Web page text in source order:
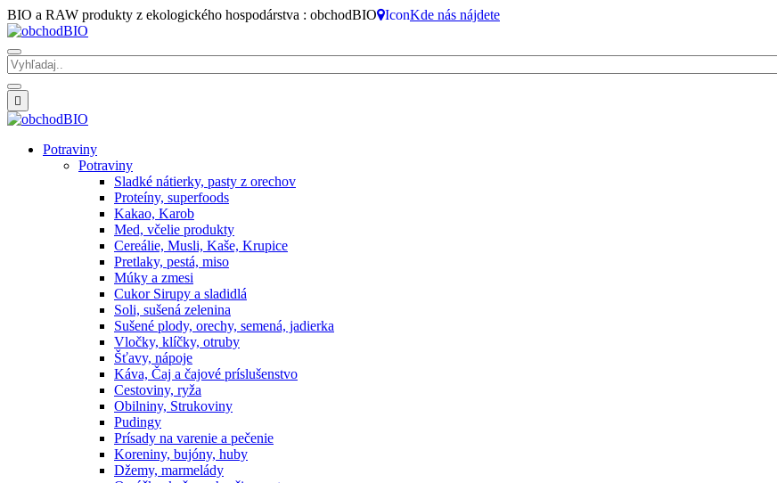
BIO a RAW produkty z ekologického hospodárstva : obchodBIO IconKde nás nájdete

Potraviny
Potraviny
Sladké nátierky, pasty z orechov
Proteíny, superfoods
Kakao, Karob
Med, včelie produkty
Cereálie, Musli, Kaše, Krupice
Pretlaky, pestá, miso
Múky a zmesi
Cukor Sirupy a sladidlá
Soli, sušená zelenina
Sušené plody, orechy, semená, jadierka
Vločky, klíčky, otruby
Šťavy, nápoje
Káva, Čaj a čajové príslušenstvo
Cestoviny, ryža
Obilniny, Strukoviny
Pudingy
Prísady na varenie a pečenie
Koreniny, bujóny, huby
Džemy, marmelády